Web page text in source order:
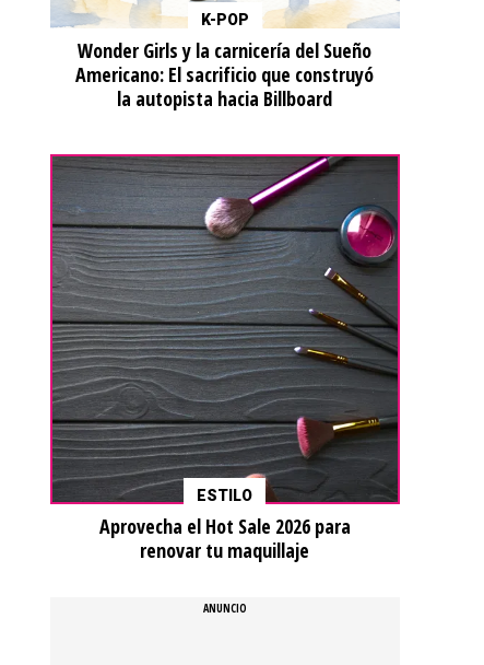
K-POP
Wonder Girls y la carnicería del Sueño
Americano: El sacrificio que construyó
la autopista hacia Billboard
ESTILO
Aprovecha el Hot Sale 2026 para
renovar tu maquillaje